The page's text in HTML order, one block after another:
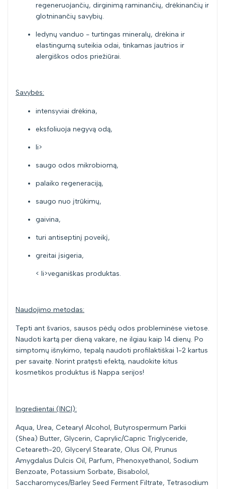
regeneruojančių, dirginimą raminančių, drėkinančių ir
glotninančių savybių.
ledynų vanduo - turtingas mineralų, drėkina ir
elastingumą suteikia odai, tinkamas jautrios ir
alergiškos odos priežiūrai.
Savybės:
intensyviai drėkina,
eksfoliuoja negyvą odą,
li>
saugo odos mikrobiomą,
palaiko regeneraciją,
saugo nuo įtrūkimų,
gaivina,
turi antiseptinį poveikį,
greitai įsigeria,
< li>veganiškas produktas.
Naudojimo metodas:
Tepti ant švarios, sausos pėdų odos probleminėse vietose.
Naudoti kartą per dieną vakare, ne ilgiau kaip 14 dienų. Po
simptomų išnykimo, tepalą naudoti profilaktiškai 1-2 kartus
per savaitę. Norint pratęsti efektą, naudokite kitus
kosmetikos produktus iš Nappa serijos!
Ingredientai (INCI):
Aqua, Urea, Cetearyl Alcohol, Butyrospermum Parkii
(Shea) Butter, Glycerin, Caprylic/Capric Triglyceride,
Ceteareth-20, Glyceryl Stearate, Olus Oil, Prunus
Amygdalus Dulcis Oil, Parfum, Phenoxyethanol, Sodium
Benzoate, Potassium Sorbate, Bisabolol,
Saccharomyces/Barley Seed Ferment Filtrate, Tetrasodium